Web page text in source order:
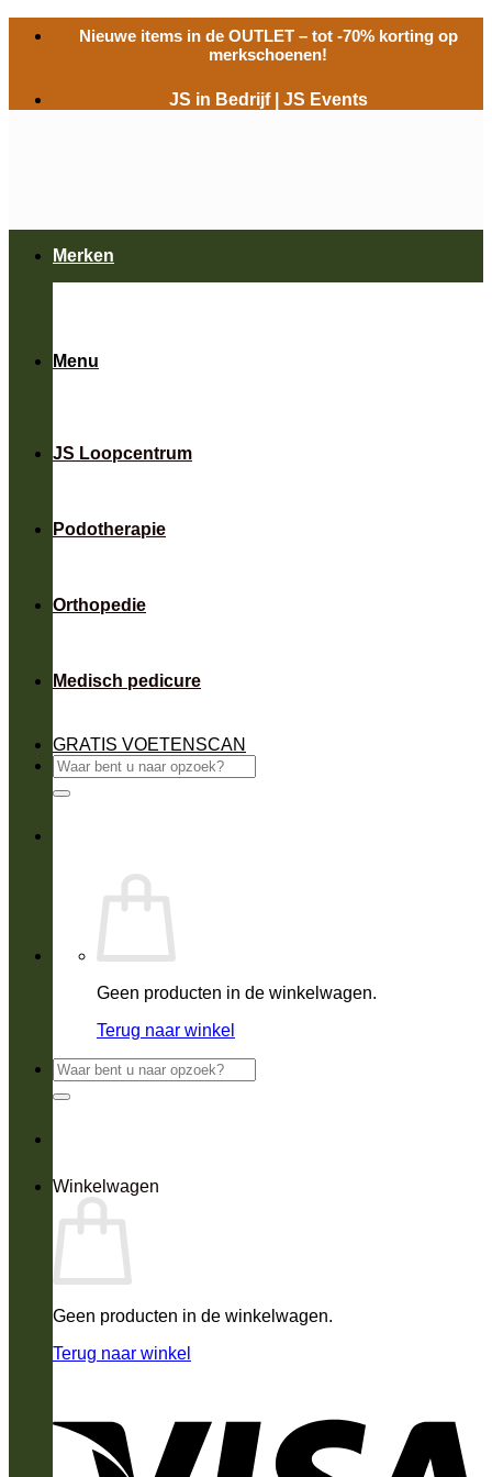
naar
Nieuwe items in de OUTLET– tot -70% korting op
merkschoenen!
JS in Bedrijf JS Events
Menu
JS Loopcentrum
Podotherapie
Orthopedie
Medisch pedicure
GRATIS VOETENSCAN
Zoeken
naar:
Geen producten in de winkelwagen.
Terug naar winkel
Zoeken
naar:
Winkelwagen
Geen producten in de winkelwagen.
Terug naar winkel
Merken